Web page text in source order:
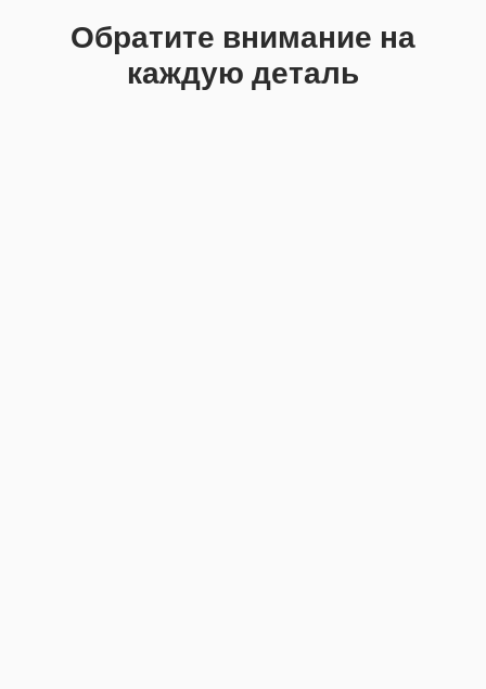
Обратите внимание на
каждую деталь